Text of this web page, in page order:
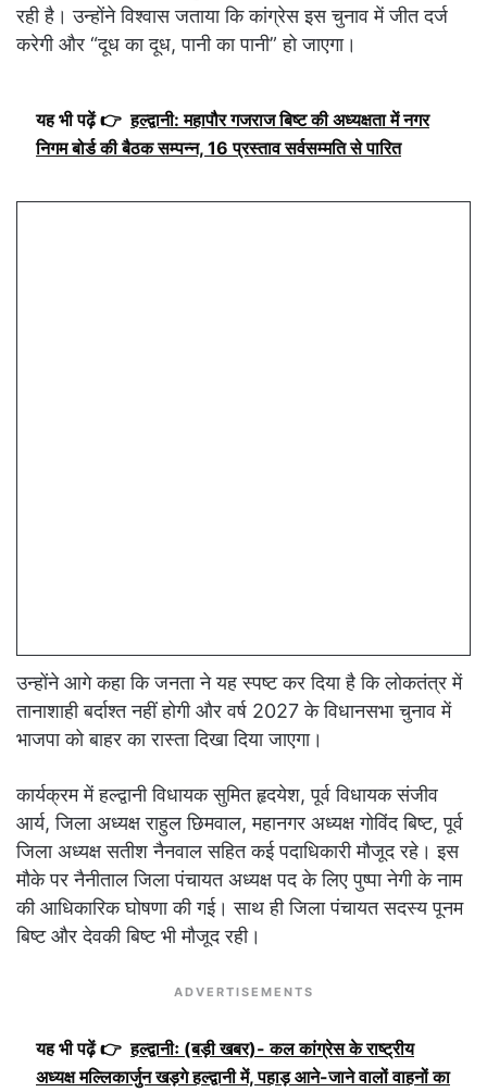
रही है। उन्होंने विश्वास जताया कि कांग्रेस इस चुनाव में जीत दर्ज
करेगी और “दूध का दूध, पानी का पानी” हो जाएगा।
यह भी पढ़ें 👉 हल्द्वानी: महापौर गजराज बिष्ट की अध्यक्षता में नगर
निगम बोर्ड की बैठक सम्पन्न, 16 प्रस्ताव सर्वसम्मति से पारित
उन्होंने आगे कहा कि जनता ने यह स्पष्ट कर दिया है कि लोकतंत्र में
तानाशाही बर्दाश्त नहीं होगी और वर्ष 2027 के विधानसभा चुनाव में
भाजपा को बाहर का रास्ता दिखा दिया जाएगा।
कार्यक्रम में हल्द्वानी विधायक सुमित हृदयेश, पूर्व विधायक संजीव
आर्य, जिला अध्यक्ष राहुल छिमवाल, महानगर अध्यक्ष गोविंद बिष्ट, पूर्व
जिला अध्यक्ष सतीश नैनवाल सहित कई पदाधिकारी मौजूद रहे। इस
मौके पर नैनीताल जिला पंचायत अध्यक्ष पद के लिए पुष्पा नेगी के नाम
की आधिकारिक घोषणा की गई। साथ ही जिला पंचायत सदस्य पूनम
बिष्ट और देवकी बिष्ट भी मौजूद रही।
ADVERTISEMENTS
यह भी पढ़ें 👉 हल्द्वानीः (बड़ी खबर)- कल कांग्रेस के राष्ट्रीय
अध्यक्ष मल्लिकार्जुन खड़गे हल्द्वानी में, पहाड़ आने-जाने वालों वाहनों का